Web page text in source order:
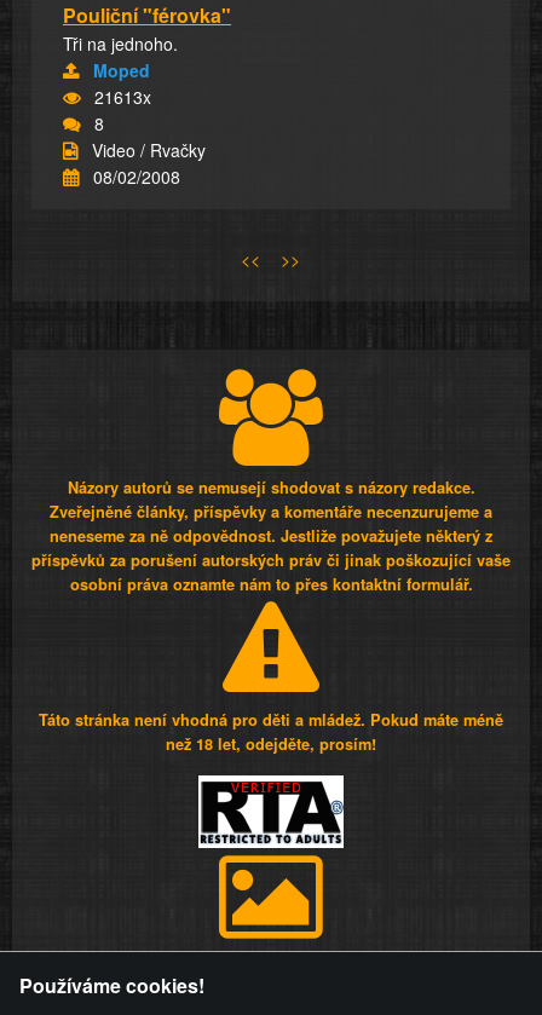
Pouliční "férovka"
Tři na jednoho.
Moped
21613x
8
Video / Rvačky
08/02/2008
<< >>
Názory autorů se nemusejí shodovat s názory redakce.
Zveřejněné články, příspěvky a komentáře necenzurujeme a
neneseme za ně odpovědnost. Jestliže považujete některý z
příspěvků za porušení autorských práv či jinak poškozující vaše
osobní práva oznamte nám to přes kontaktní formulář.
Táto stránka není vhodná pro děti a mládež. Pokud máte méně
než 18 let, odejděte, prosím!
videa a komentáře. Osoba, které se toto opatření provozovatele
Používáme cookies!